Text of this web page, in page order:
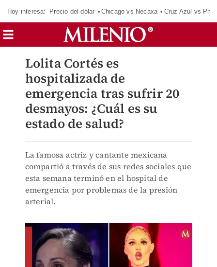
Hoy interesa: Precio del dólar Chicago vs Necaxa Cruz Azul vs
Lolita Cortés es
hospitalizada de
emergencia tras sufrir 20
desmayos: ¿Cuál es su
estado de salud?
La famosa actriz y cantante mexicana
compartió a través de sus redes sociales que
esta semana terminó en el hospital de
emergencia por problemas de la presión
arterial.